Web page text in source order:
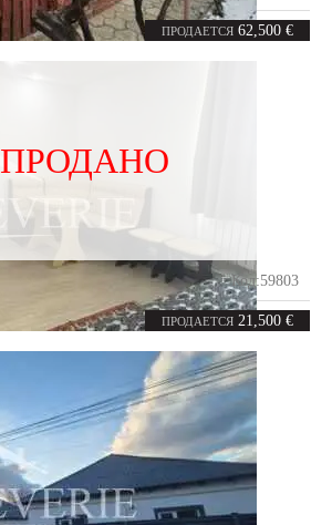
ПРОДАЕТСЯ 62,500 €
4комнаты 80m²
ПРОДАНО
ПРОДАЕТСЯ 21,500 €
Код:59803
комната 23m²